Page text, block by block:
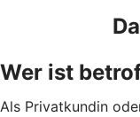
Wer ist
Als Privatkundin